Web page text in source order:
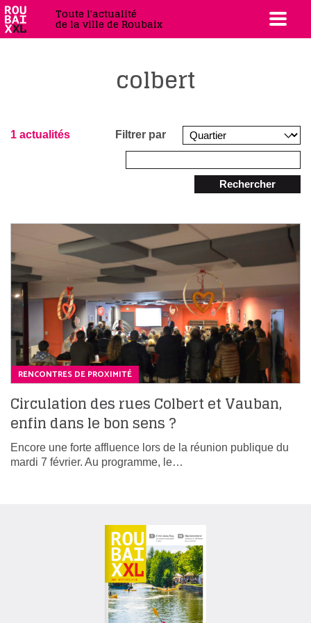
Toute l'actualité
de la ville de Roubaix
colbert
1 actualités Filtrer par
Rechercher
RENCONTRES DE PROXIMITÉ
Circulation des rues Colbert et Vauban,
enfin dans le bon sens ?
Encore une forte affluence lors de la réunion publique du
mardi 7 février. Au programme, le…